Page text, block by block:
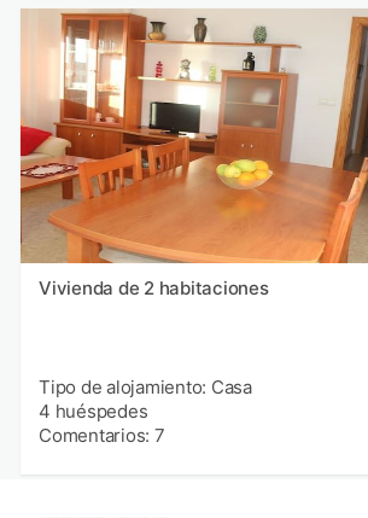
Vivienda de 2 habitaciones
Tipo de alojamiento: Casa
4 huéspedes
Comentarios: 7